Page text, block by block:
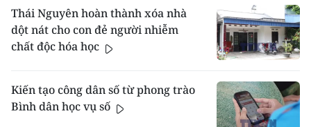
Thái Nguyên hoàn thành xóa nhà
dột nát cho con đẻ người nhiễm
chất độc hóa học
Kiến tạo công dân số từ phong trào
Bình dân học vụ số